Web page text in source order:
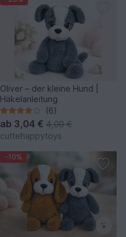
Oliver – der kleine Hund |
Häkelanleitung
(6)
ab 3,04 € 4,00 €
cuttehappytoys
-10%